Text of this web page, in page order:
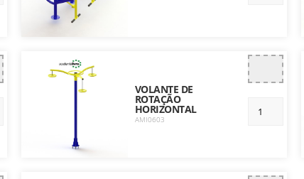
VOLANTE DE
ROTAÇÃO
HORIZONTAL
AMI0603